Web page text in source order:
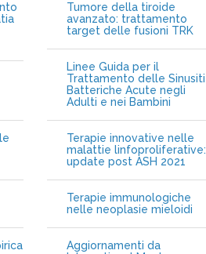
Tumore della tiroide
avanzato: trattamento
target delle fusioni TRK
Linee Guida per il
Trattamento delle Sinusiti
Batteriche Acute negli
Adulti e nei Bambini
Terapie innovative nelle
malattie linfoproliferative:
update post ASH 2021
Terapie immunologiche
nelle neoplasie mieloidi
Aggiornamenti da